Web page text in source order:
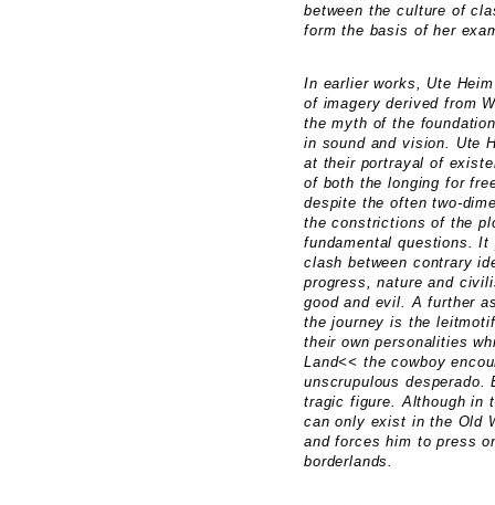
between the culture of
form the basis of her
In earlier works, Ute
of imagery derived from
the myth of the
in sound and vision. Ute
at their portrayal of
of both the longing for
despite the often two-
the constrictions of the
fundamental questions.
clash between contrary
progress, nature and
good and evil. A further
the journey is the
their own personalities
Land<< the cowboy
unscrupulous
tragic figure. Although in
can only exist in the Old
and forces him to press
borderlands.